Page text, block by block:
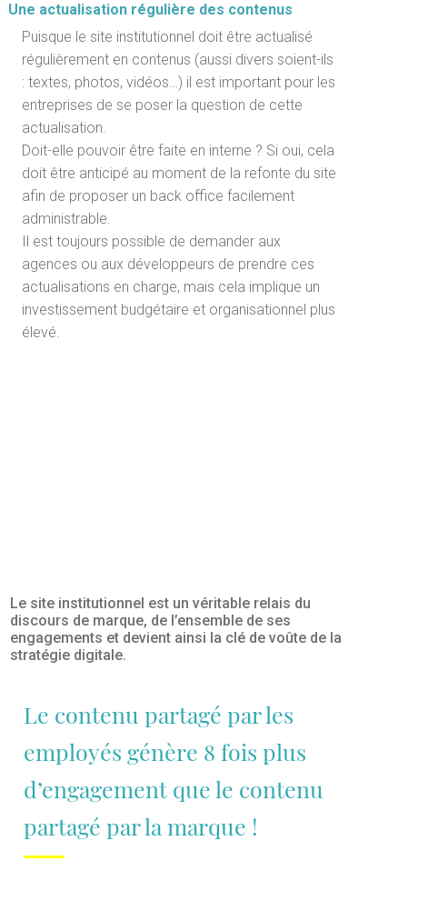
Une actualisation régulière des contenus
Puisque le site institutionnel doit être actualisé
régulièrement en contenus (aussi divers soient-ils
: textes, photos, vidéos…) il est important pour les
entreprises de se poser la question de cette
actualisation.
Doit-elle pouvoir être faite en interne ? Si oui, cela
doit être anticipé au moment de la refonte du site
afin de proposer un back office facilement
administrable.
Il est toujours possible de demander aux
agences ou aux développeurs de prendre ces
actualisations en charge, mais cela implique un
investissement budgétaire et organisationnel plus
élevé.
Le site institutionnel est un véritable relais du
discours de marque, de l’ensemble de ses
engagements et devient ainsi la clé de voûte de la
stratégie digitale.
Le contenu partagé par les
employés génère 8 fois plus
d’engagement que le contenu
partagé par la marque !